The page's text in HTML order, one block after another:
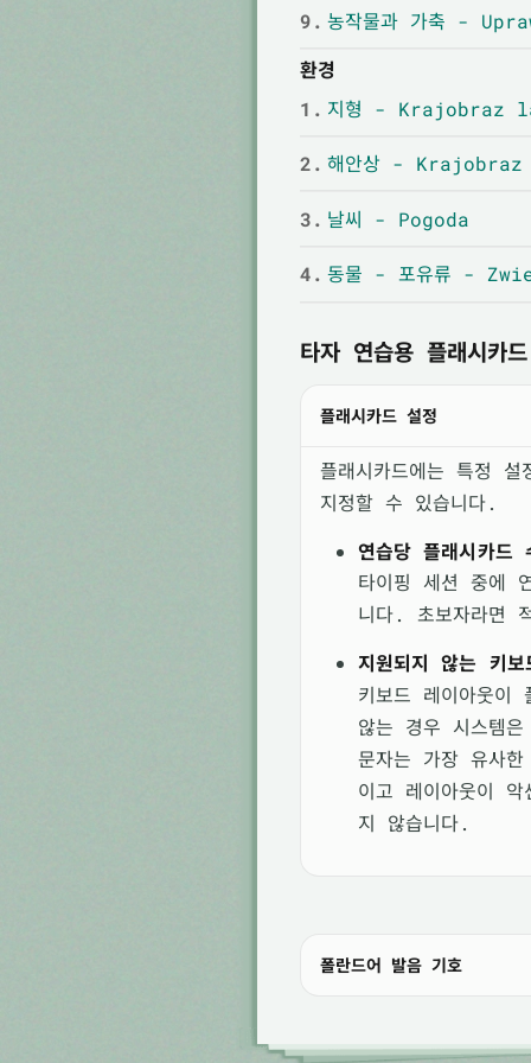
9. 농작물과 가축 -
환경
1. 지형 - Krajobraz
2. 해안상 - Krajobraz
3. 날씨 - Pogoda
4. 동물 - 포유류 -
타자 연습용 플래시카
플래시카드 설정
플래시카드에는 특정
지정할 수 있습니다.
연습당 플래시카드
타이핑 세션 중에
니다. 초보자라면
지원되지 않는 키
키보드 레이아웃이
않는 경우 시스템
문자는 가장 유사
이고 레이아웃이
지 않습니다.
폴란드어 발음 기호